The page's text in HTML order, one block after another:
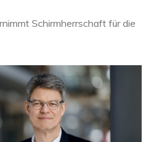
Schirmherrschaft für die